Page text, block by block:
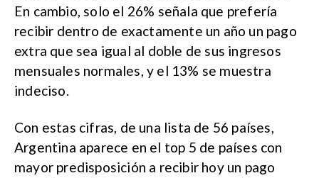
En cambio, solo el 26% señala que prefería
recibir dentro de exactamente un año un pago
extra que sea igual al doble de sus ingresos
mensuales normales, y el 13% se muestra
indeciso.
Con estas cifras, de una lista de 56 países,
Argentina aparece en el top 5 de países con
mayor predisposición a recibir hoy un pago